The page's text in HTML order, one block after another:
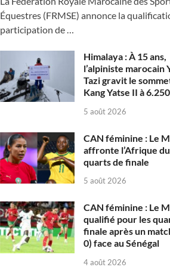
Équestres (FRMSE) annonce la
participation de …
Himalaya : À 15 ans,
l’alpiniste marocain
Tazi gravit le
Kang Yatse II à
5 août 2026
CAN féminine : Le
affronte l’Afrique
quarts de finale
5 août 2026
CAN féminine : Le
qualifié pour les
finale après un
0) face au Sénégal
4 août 2026